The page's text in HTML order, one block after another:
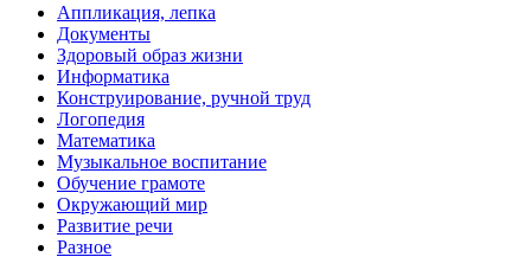
Аппликация, лепка
Документы
Здоровый образ жизни
Информатика
Конструирование, ручной труд
Логопедия
Математика
Музыкальное воспитание
Обучение грамоте
Окружающий мир
Развитие речи
Разное